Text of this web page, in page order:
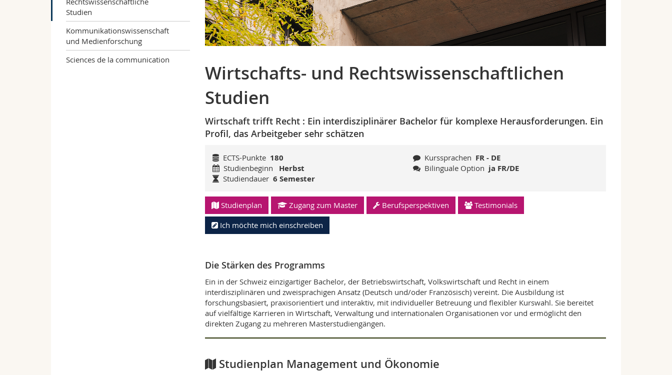
Studien
Kommunikationswissenschaft
und Medienforschung
Sciences de la communication
Wirtschafts- und Rechtswissenschaftlichen
Studien
Wirtschaft trifft Recht : Ein interdisziplinärer Bachelor für komplexe Herausforderungen. Ein
Profil, das Arbeitgeber sehr schätzen
ECTS-Punkte 180
Studienbeginn Herbst
Studiendauer 6 Semester
Kurssprachen FR - DE
Bilinguale Option ja FR/DE
Studienplan Zugang zum Master Berufsperspektiven
Testimonials
Ich möchte mich einschreiben
Die Stärken des Programms
Ein in der Schweiz einzigartiger Bachelor, der Betriebswirtschaft, Volkswirtschaft und Recht in einem
interdisziplinären und zweisprachigen Ansatz (Deutsch und/oder Französisch) vereint. Die Ausbildung ist
forschungsbasiert, praxisorientiert und interaktiv, mit individueller Betreuung und flexibler Kurswahl. Sie bereitet
auf vielfältige Karrieren in Wirtschaft, Verwaltung und internationalen Organisationen vor und ermöglicht den
direkten Zugang zu mehreren Masterstudiengängen.
Studienplan Management und Ökonomie